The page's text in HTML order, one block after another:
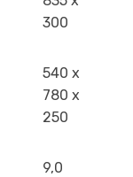
300
540 x
780 x
250
9,0